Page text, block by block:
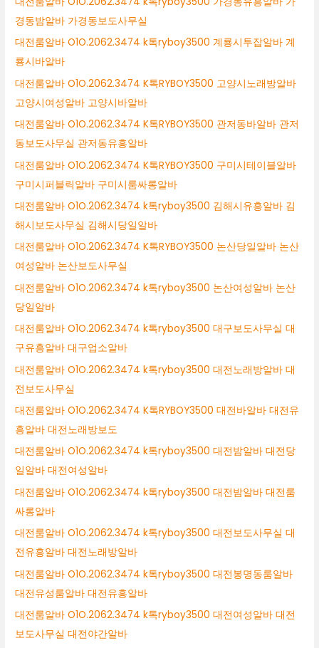
경동밤알바 가경동보도사무실
대전룸알바 O1O.2062.3474 k톡ryboy3500 계룡시투잡알바 계
룡시바알바
대전룸알바 O1O.2062.3474 K톡RYBOY3500 고양시노래방알바
고양시여성알바 고양시바알바
대전룸알바 O1O.2062.3474 K톡RYBOY3500 관저동바알바 관저
동보도사무실 관저동유흥알바
대전룸알바 O1O.2062.3474 K톡RYBOY3500 구미시테이블알바
구미시퍼블릭알바 구미시룸싸롱알바
대전룸알바 O1O.2062.3474 k톡ryboy3500 김해시유흥알바 김
해시보도사무실 김해시당일알바
대전룸알바 O1O.2062.3474 K톡RYBOY3500 논산당일알바 논산
여성알바 논산보도사무실
대전룸알바 O1O.2062.3474 k톡ryboy3500 논산여성알바 논산
당일알바
대전룸알바 O1O.2062.3474 k톡ryboy3500 대구보도사무실 대
구유흥알바 대구업소알바
대전룸알바 O1O.2062.3474 k톡ryboy3500 대전노래방알바 대
전보도사무실
대전룸알바 O1O.2062.3474 K톡RYBOY3500 대전바알바 대전유
흥알바 대전노래방보도
대전룸알바 O1O.2062.3474 k톡ryboy3500 대전밤알바 대전당
일알바 대전여성알바
대전룸알바 O1O.2062.3474 k톡ryboy3500 대전밤알바 대전룸
싸롱알바
대전룸알바 O1O.2062.3474 k톡ryboy3500 대전보도사무실 대
전유흥알바 대전노래방알바
대전룸알바 O1O.2062.3474 k톡ryboy3500 대전봉명동룸알바
대전유성룸알바 대전유흥알바
대전룸알바 O1O.2062.3474 k톡ryboy3500 대전여성알바 대전
보도사무실 대전야간알바